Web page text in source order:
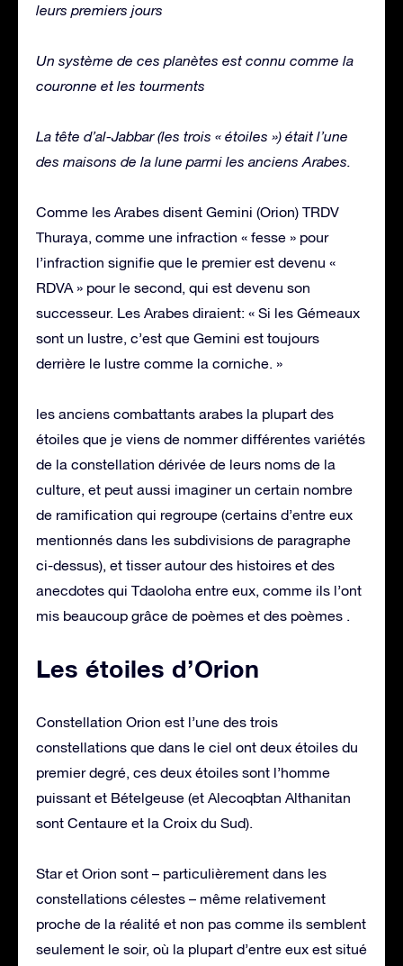
leurs premiers jours
Un système de ces planètes est connu comme la
couronne et les tourments
La tête d’al-Jabbar (les trois « étoiles ») était l’une
des maisons de la lune parmi les anciens Arabes.
Comme les Arabes disent Gemini (Orion) TRDV
Thuraya, comme une infraction « fesse » pour
l’infraction signifie que le premier est devenu «
RDVA » pour le second, qui est devenu son
successeur. Les Arabes diraient: « Si les Gémeaux
sont un lustre, c’est que Gemini est toujours
derrière le lustre comme la corniche. »
les anciens combattants arabes la plupart des
étoiles que je viens de nommer différentes variétés
de la constellation dérivée de leurs noms de la
culture, et peut aussi imaginer un certain nombre
de ramification qui regroupe (certains d’entre eux
mentionnés dans les subdivisions de paragraphe
ci-dessus), et tisser autour des histoires et des
anecdotes qui Tdaoloha entre eux, comme ils l’ont
mis beaucoup grâce de poèmes et des poèmes .
Les étoiles d’Orion
Constellation Orion est l’une des trois
constellations que dans le ciel ont deux étoiles du
premier degré, ces deux étoiles sont l’homme
puissant et Bételgeuse (et Alecoqbtan Althanitan
sont Centaure et la Croix du Sud).
Star et Orion sont – particulièrement dans les
constellations célestes – même relativement
proche de la réalité et non pas comme ils semblent
seulement le soir, où la plupart d’entre eux est situé